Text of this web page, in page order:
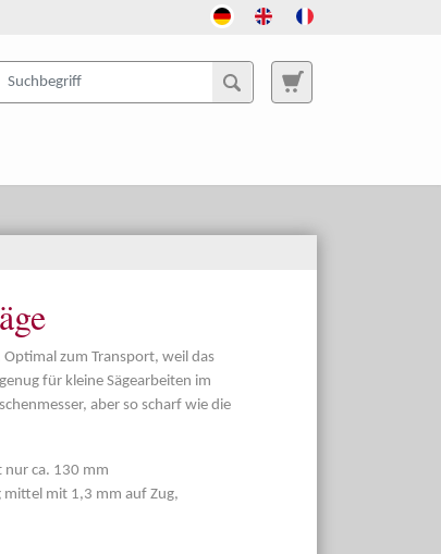
Optimal zum Transport, weil das
für kleine Sägearbeiten im
aber so scharf wie die
nur ca. 130 mm
mit 1,3 mm auf Zug,